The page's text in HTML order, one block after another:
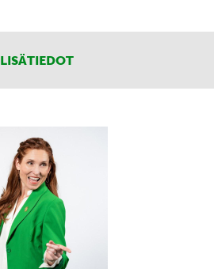
LISÄTIEDOT